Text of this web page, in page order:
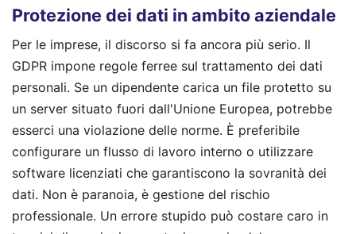
Protezione dei dati in ambito aziendale
Per le imprese, il discorso si fa ancora più serio. Il
GDPR impone regole ferree sul trattamento dei dati
personali. Se un dipendente carica un file protetto su
un server situato fuori dall'Unione Europea, potrebbe
esserci una violazione delle norme. È preferibile
configurare un flusso di lavoro interno o utilizzare
software licenziati che garantiscono la sovranità dei
dati. Non è paranoia, è gestione del rischio
professionale. Un errore stupido può costare caro in